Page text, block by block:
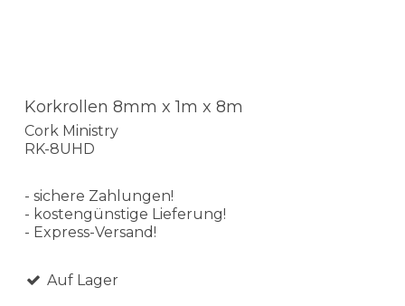
Korkrollen 8mm x 1m x 8m
Cork Ministry
RK-8UHD
- sichere Zahlungen!
- kostengünstige Lieferung!
- Express-Versand!
Auf Lager